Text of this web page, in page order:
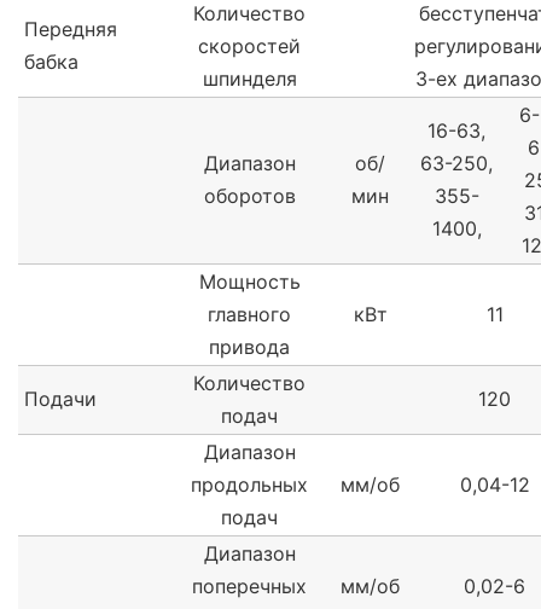
Передняя
бабка
Количество
скоростей
шпинделя
3-ех
Диапазон
оборотов
об/
мин
16-63,
63-250,
355-
1400,
Мощность
главного
привода
кВт 11
Подачи
Количество
подач
120
Диапазон
продольных
подач
мм/об 0,04-12
Диапазон
поперечных
мм/об 0,02-6